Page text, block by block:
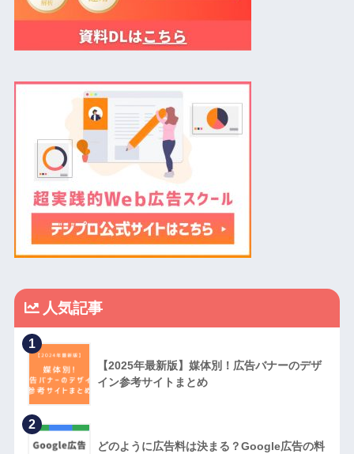
人気記事
1
【2025年最新版】媒体別！広告バナーのデザ
イン参考サイトまとめ
2
どのように広告料は決まる？Google広告の料